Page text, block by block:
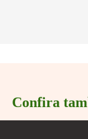
Confira